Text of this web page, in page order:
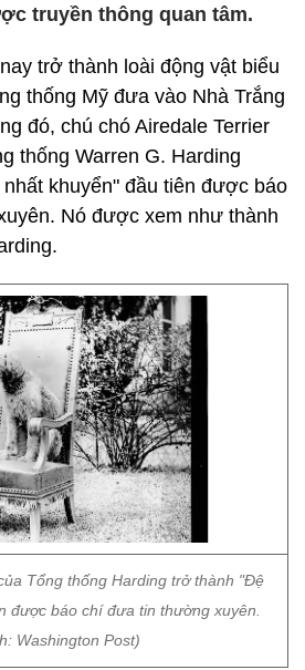
truyền thông quan tâm.
trở thành loài động vật biểu
thống Mỹ đưa vào Nhà Trắng
đó, chú chó Airedale Terrier
thống Warren G. Harding
khuyển" đầu tiên được báo
Nó được xem như thành
Tổng thống Harding trở thành "Đệ
được báo chí đưa tin thường xuyên.
Washington Post)